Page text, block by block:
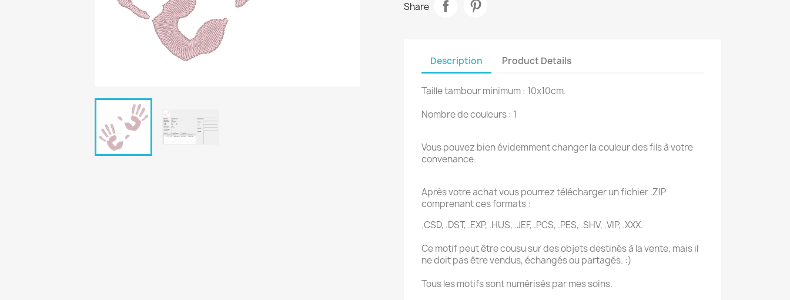
Share
Description Product Details
Taille tambour minimum : 10x10cm.
Nombre de couleurs : 1
Vous pouvez bien évidemment changer la couleur des fils à votre
convenance.
Après votre achat vous pourrez télécharger un fichier .ZIP
comprenant ces formats :
.CSD, .DST, .EXP, .HUS, .JEF, .PCS, .PES, .SHV, .VIP, .XXX.
Ce motif peut être cousu sur des objets destinés à la vente, mais il
ne doit pas être vendus, échangés ou partagés. :)
Tous les motifs sont numérisés par mes soins.